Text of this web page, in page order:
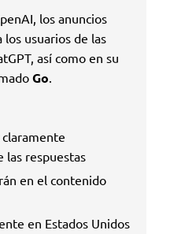
los anuncios
usuarios de las
así como en su
Go.
las respuestas
en el contenido
en Estados Unidos